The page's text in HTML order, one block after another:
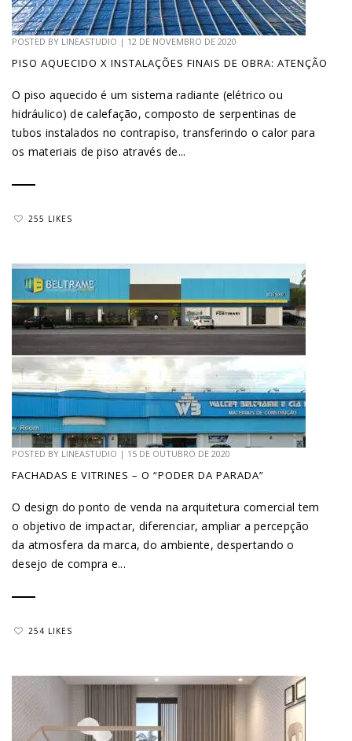
POSTED BY LINEASTUDIO | 12 DE NOVEMBRO DE 2020
PISO AQUECIDO X INSTALAÇÕES FINAIS DE OBRA: ATENÇÃO
O piso aquecido é um sistema radiante (elétrico ou
hidráulico) de calefação, composto de serpentinas de
tubos instalados no contrapiso, transferindo o calor para
os materiais de piso através de...
255 LIKES
POSTED BY LINEASTUDIO | 15 DE OUTUBRO DE 2020
FACHADAS E VITRINES – O “PODER DA PARADA”
O design do ponto de venda na arquitetura comercial tem
o objetivo de impactar, diferenciar, ampliar a percepção
da atmosfera da marca, do ambiente, despertando o
desejo de compra e...
254 LIKES